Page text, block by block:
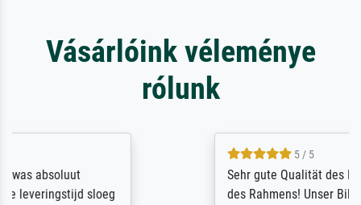
Vásárlóink véleménye
rólunk
Sehr gute Qualität des Leinwanddrucks und
des Rahmens! Unser Bild wurde sehr